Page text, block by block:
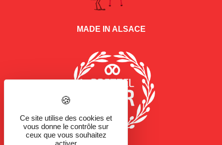
MADE IN ALSACE
Ce site utilise des cookies et
vous donne le contrôle sur
ceux que vous souhaitez
activer